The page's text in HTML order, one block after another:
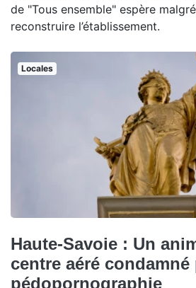
de "Tous ensemble" espère
reconstruire l’établissement.
Locales
Haute-Savoie : Un
centre aéré condamné
pédopornographie